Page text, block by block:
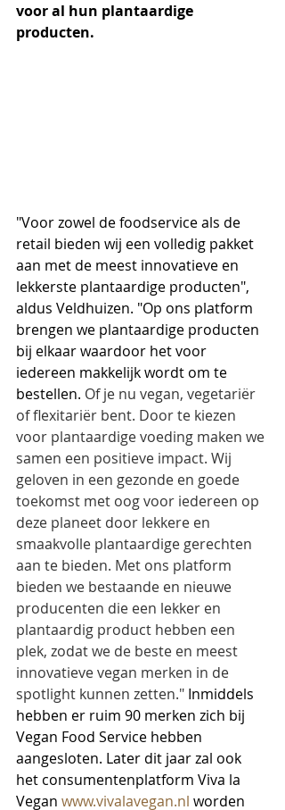
voor al hun plantaardige
producten.
"Voor zowel de foodservice als de
retail bieden wij een volledig pakket
aan met de meest innovatieve en
lekkerste plantaardige producten",
aldus Veldhuizen. "Op ons platform
brengen we plantaardige producten
bij elkaar waardoor het voor
iedereen makkelijk wordt om te
bestellen. Of je nu vegan, vegetariër
of flexitariër bent. Door te kiezen
voor plantaardige voeding maken we
samen een positieve impact. Wij
geloven in een gezonde en goede
toekomst met oog voor iedereen op
deze planeet door lekkere en
smaakvolle plantaardige gerechten
aan te bieden. Met ons platform
bieden we bestaande en nieuwe
producenten die een lekker en
plantaardig product hebben een
plek, zodat we de beste en meest
innovatieve vegan merken in de
spotlight kunnen zetten." Inmiddels
hebben er ruim 90 merken zich bij
Vegan Food Service hebben
aangesloten. Later dit jaar zal ook
het consumentenplatform Viva la
Vegan www.vivalavegan.nl worden